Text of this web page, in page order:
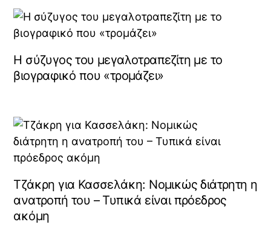
Η σύζυγος του μεγαλοτραπεζίτη με το
βιογραφικό που «τρομάζει»
Τζάκρη για Κασσελάκη: Νομικώς διάτρητη η
ανατροπή του – Τυπικά είναι πρόεδρος
ακόμη